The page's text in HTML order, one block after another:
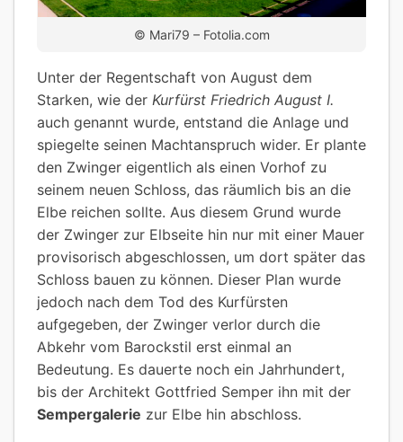
© Mari79 – Fotolia.com
Unter der Regentschaft von August dem
Starken, wie der Kurfürst Friedrich August I.
auch genannt wurde, entstand die Anlage und
spiegelte seinen Machtanspruch wider. Er plante
den Zwinger eigentlich als einen Vorhof zu
seinem neuen Schloss, das räumlich bis an die
Elbe reichen sollte. Aus diesem Grund wurde
der Zwinger zur Elbseite hin nur mit einer Mauer
provisorisch abgeschlossen, um dort später das
Schloss bauen zu können. Dieser Plan wurde
jedoch nach dem Tod des Kurfürsten
aufgegeben, der Zwinger verlor durch die
Abkehr vom Barockstil erst einmal an
Bedeutung. Es dauerte noch ein Jahrhundert,
bis der Architekt Gottfried Semper ihn mit der
Sempergalerie zur Elbe hin abschloss.